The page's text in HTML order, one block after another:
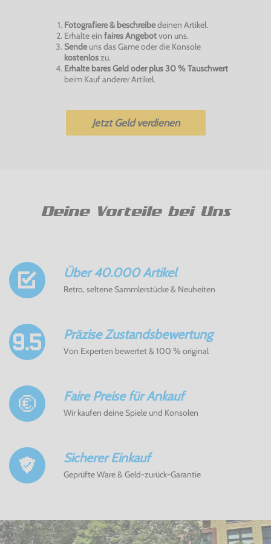
Fotografiere & beschreibedeinen Artikel.
Erhalte ein faires Angebotvon uns.
Sendeuns das Game oder die Konsole
kostenloszu.
Erhalte bares Geld oder plus 30 % Tauschwert
beim Kauf anderer Artikel.
Jetzt Geld verdienen
Deine Vorteile bei Uns
Über 40.000 Artikel
Retro, seltene Sammlerstücke & Neuheiten
Präzise Zustandsbewertung
Von Experten bewertet & 100 % original
Faire Preise für Ankauf
Wir kaufen deine Spiele und Konsolen
Sicherer Einkauf
Geprüfte Ware & Geld-zurück-Garantie